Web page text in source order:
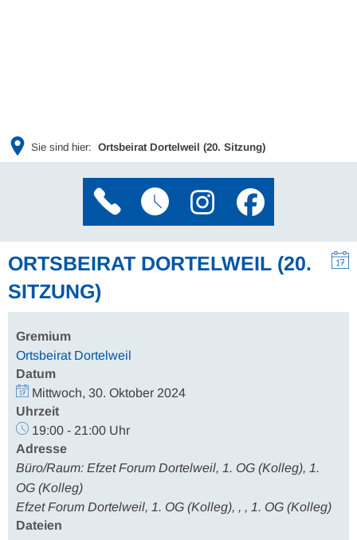
Sie sind hier: Ortsbeirat Dortelweil (20. Sitzung)
ORTSBEIRAT DORTELWEIL (20.
SITZUNG)
Gremium
Ortsbeirat Dortelweil
Datum
Mittwoch, 30. Oktober 2024
Uhrzeit
19:00 - 21:00 Uhr
Adresse
Büro/Raum: Efzet Forum Dortelweil, 1. OG (Kolleg), 1.
OG (Kolleg)
Efzet Forum Dortelweil, 1. OG (Kolleg), , , 1. OG (Kolleg)
Dateien